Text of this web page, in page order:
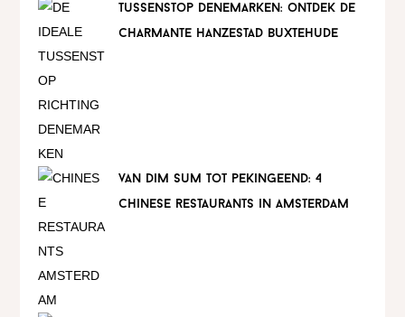
tussenstop denemarken: ontdek de
charmante hanzestad buxtehude
van dim sum tot pekingeend: 4
chinese restaurants in amsterdam